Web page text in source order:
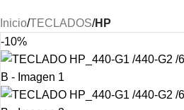
Inicio TECLADOS HP
-10%